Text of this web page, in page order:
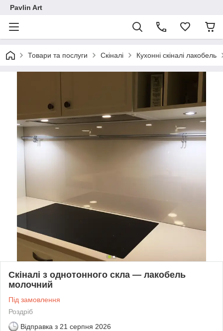
Pavlin Art
Товари та послуги Скіналі Кухонні скіналі лакобель
Скіналі з однотонного скла — лакобель
молочний
Під замовлення
Роздріб
Відправка з 21 серпня 2026